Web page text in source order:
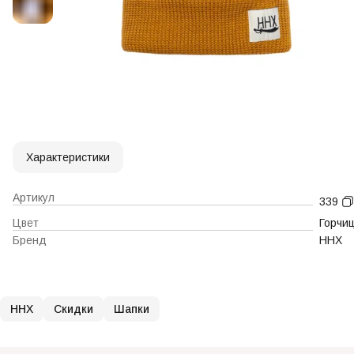
Характеристики
Артикул
339
Цвет
Бренд
ННХ
ННХ Скидки Шапки